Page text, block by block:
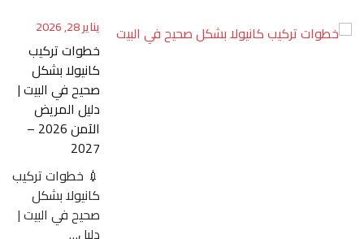
يناير 28, 2026
خطوات تركيب
كانيولا بشكل
صحيح في البيت |
دليل المريض
الآمن 2026 –
2027
💉 خطوات تركيب
كانيولا بشكل
صحيح في البيت |
دليل…